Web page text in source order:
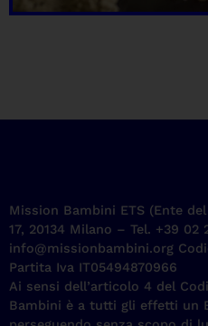
Mission Bambini ETS (Ente
17, 20134 Milano – Tel. +39 02
info@missionbambini.org
Partita Iva IT05494870966
Ai sensi dell’articolo 4 del
Bambini è a tutti gli effetti un